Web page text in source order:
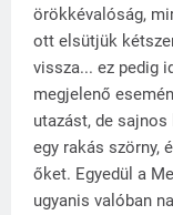
örökkévalóság,
ott elsütjük
vissza... ez pedig
megjelenő
utazást, de
egy rakás szörny,
őket. Egyedül a
ugyanis valóban